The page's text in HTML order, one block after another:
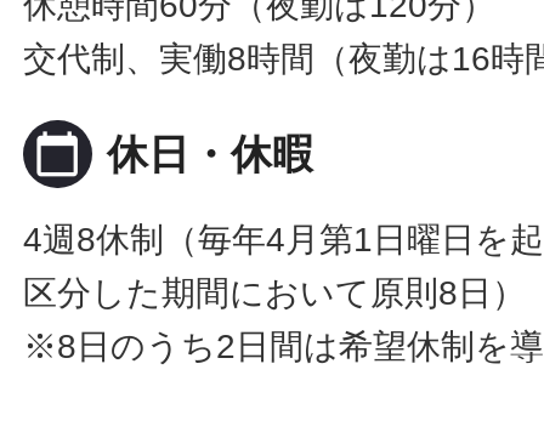
交代制、実働8時間（夜勤は16時
calendar_today 休日・休暇
4週8休制（毎年4月第1日曜日を
区分した期間において原則8日）
※8日のうち2日間は希望休制を